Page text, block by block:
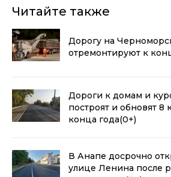
Читайте также
Дорогу на
отремонтируют к
Дороги к домам и
построят и обновят 8
конца года(0+)
В Анапе досрочно
улице Ленина после